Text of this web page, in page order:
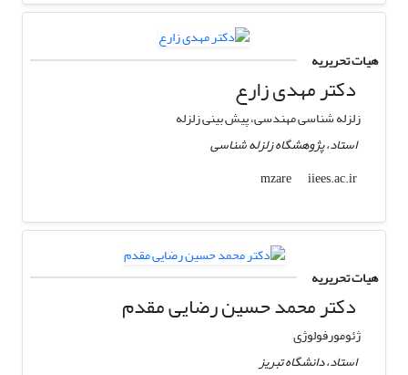
هیات تحریریه
دکتر مهدی زارع
زلزله شناسی مهندسی، پیش بینی زلزله
استاد، پژوهشگاه زلزله شناسی
mzare
iiees.ac.ir
هیات تحریریه
دکتر محمد حسین رضایی مقدم
ژئومورفولوژی
استاد، دانشگاه تبریز